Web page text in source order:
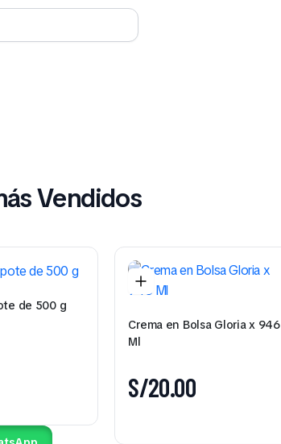
Vendidos
de 500 g
Crema en Bolsa Gloria x 946
Ml
S/20.00